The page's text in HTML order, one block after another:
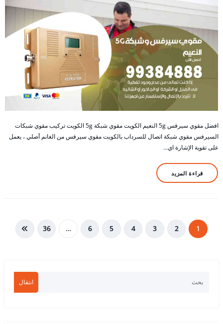
افضل مقوي سيرفس 5g النعيم الكويت مقوي شبكة 5g الكويت تركيب مقوي شبكات
السيرفس مقوي شبكة اتصال للسرداب بالكويت مقوي سيرفس من الغانم أصلي ، يعمل
على تقوية الإشارة اي…
قراءة المزيد
تعدد 1
2
3
4
5
6
…
36
انتقال